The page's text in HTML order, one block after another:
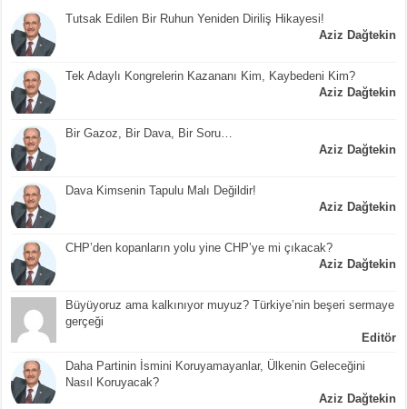
Tutsak Edilen Bir Ruhun Yeniden Diriliş Hikayesi!
Aziz Dağtekin
Tek Adaylı Kongrelerin Kazananı Kim, Kaybedeni Kim?
Aziz Dağtekin
Bir Gazoz, Bir Dava, Bir Soru…
Aziz Dağtekin
Dava Kimsenin Tapulu Malı Değildir!
Aziz Dağtekin
CHP’den kopanların yolu yine CHP’ye mi çıkacak?
Aziz Dağtekin
Büyüyoruz ama kalkınıyor muyuz? Türkiye’nin beşeri sermaye
gerçeği
Editör
Daha Partinin İsmini Koruyamayanlar, Ülkenin Geleceğini
Nasıl Koruyacak?
Aziz Dağtekin